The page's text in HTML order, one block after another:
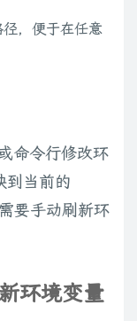
，便于在任意
命令行修改环
到当前的
要手动刷新环
环境变量